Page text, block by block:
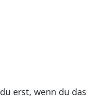
erst, wenn du das